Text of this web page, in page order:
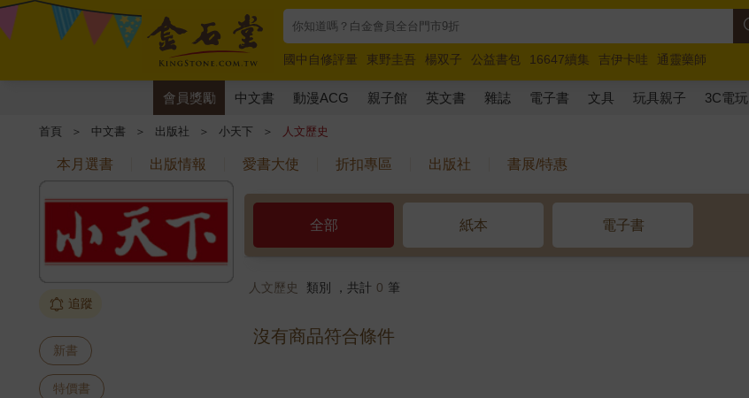
國中自修評量 東野圭吾 楊双子 公益書包 16647續集 吉伊卡哇
通靈藥師
唯紅花綻放
奧德賽 路邊攤新作 馬斯克 玩具總動員5 超慢跑
會員獎勵 中文書 動漫ACG 親子館 英文書 雜誌 電子書 文具 玩具親子 3C電玩
首頁 ＞ 中文書 ＞ 出版社 ＞ 小天下 ＞ 人文歷史
本月選書 出版情報 愛書大使 折扣專區 出版社 書展/特惠
追蹤
新書
特價書
全部 紙本 電子書
人文歷史 類別 ，共計 0 筆
沒有商品符合條件